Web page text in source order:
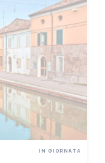
IN GIORNATA